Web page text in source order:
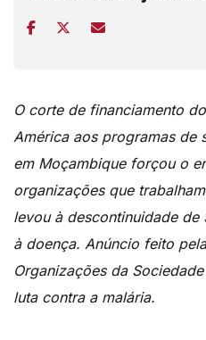
O corte de financiamento
América aos programas de
em Moçambique forçou o
organizações que
levou à descontinuidade
à doença. Anúncio feito
Organizações da
luta contra a malária.